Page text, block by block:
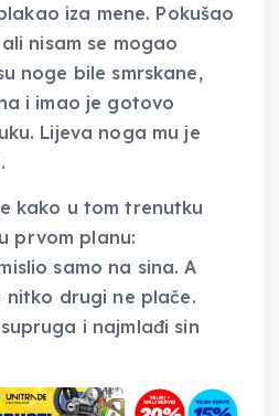
iza mene. Pokušao
nisam se mogao
noge bile smrskane,
i imao je gotovo
Lijeva noga mu je
.
kako u tom trenutku
prvom planu:
samo na sina. A
nitko drugi ne plače.
i najmlađi sin